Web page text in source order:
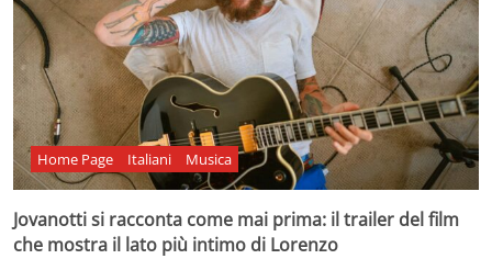
Home Page Italiani Musica
Jovanotti si racconta come mai prima: il trailer del film
che mostra il lato più intimo di Lorenzo